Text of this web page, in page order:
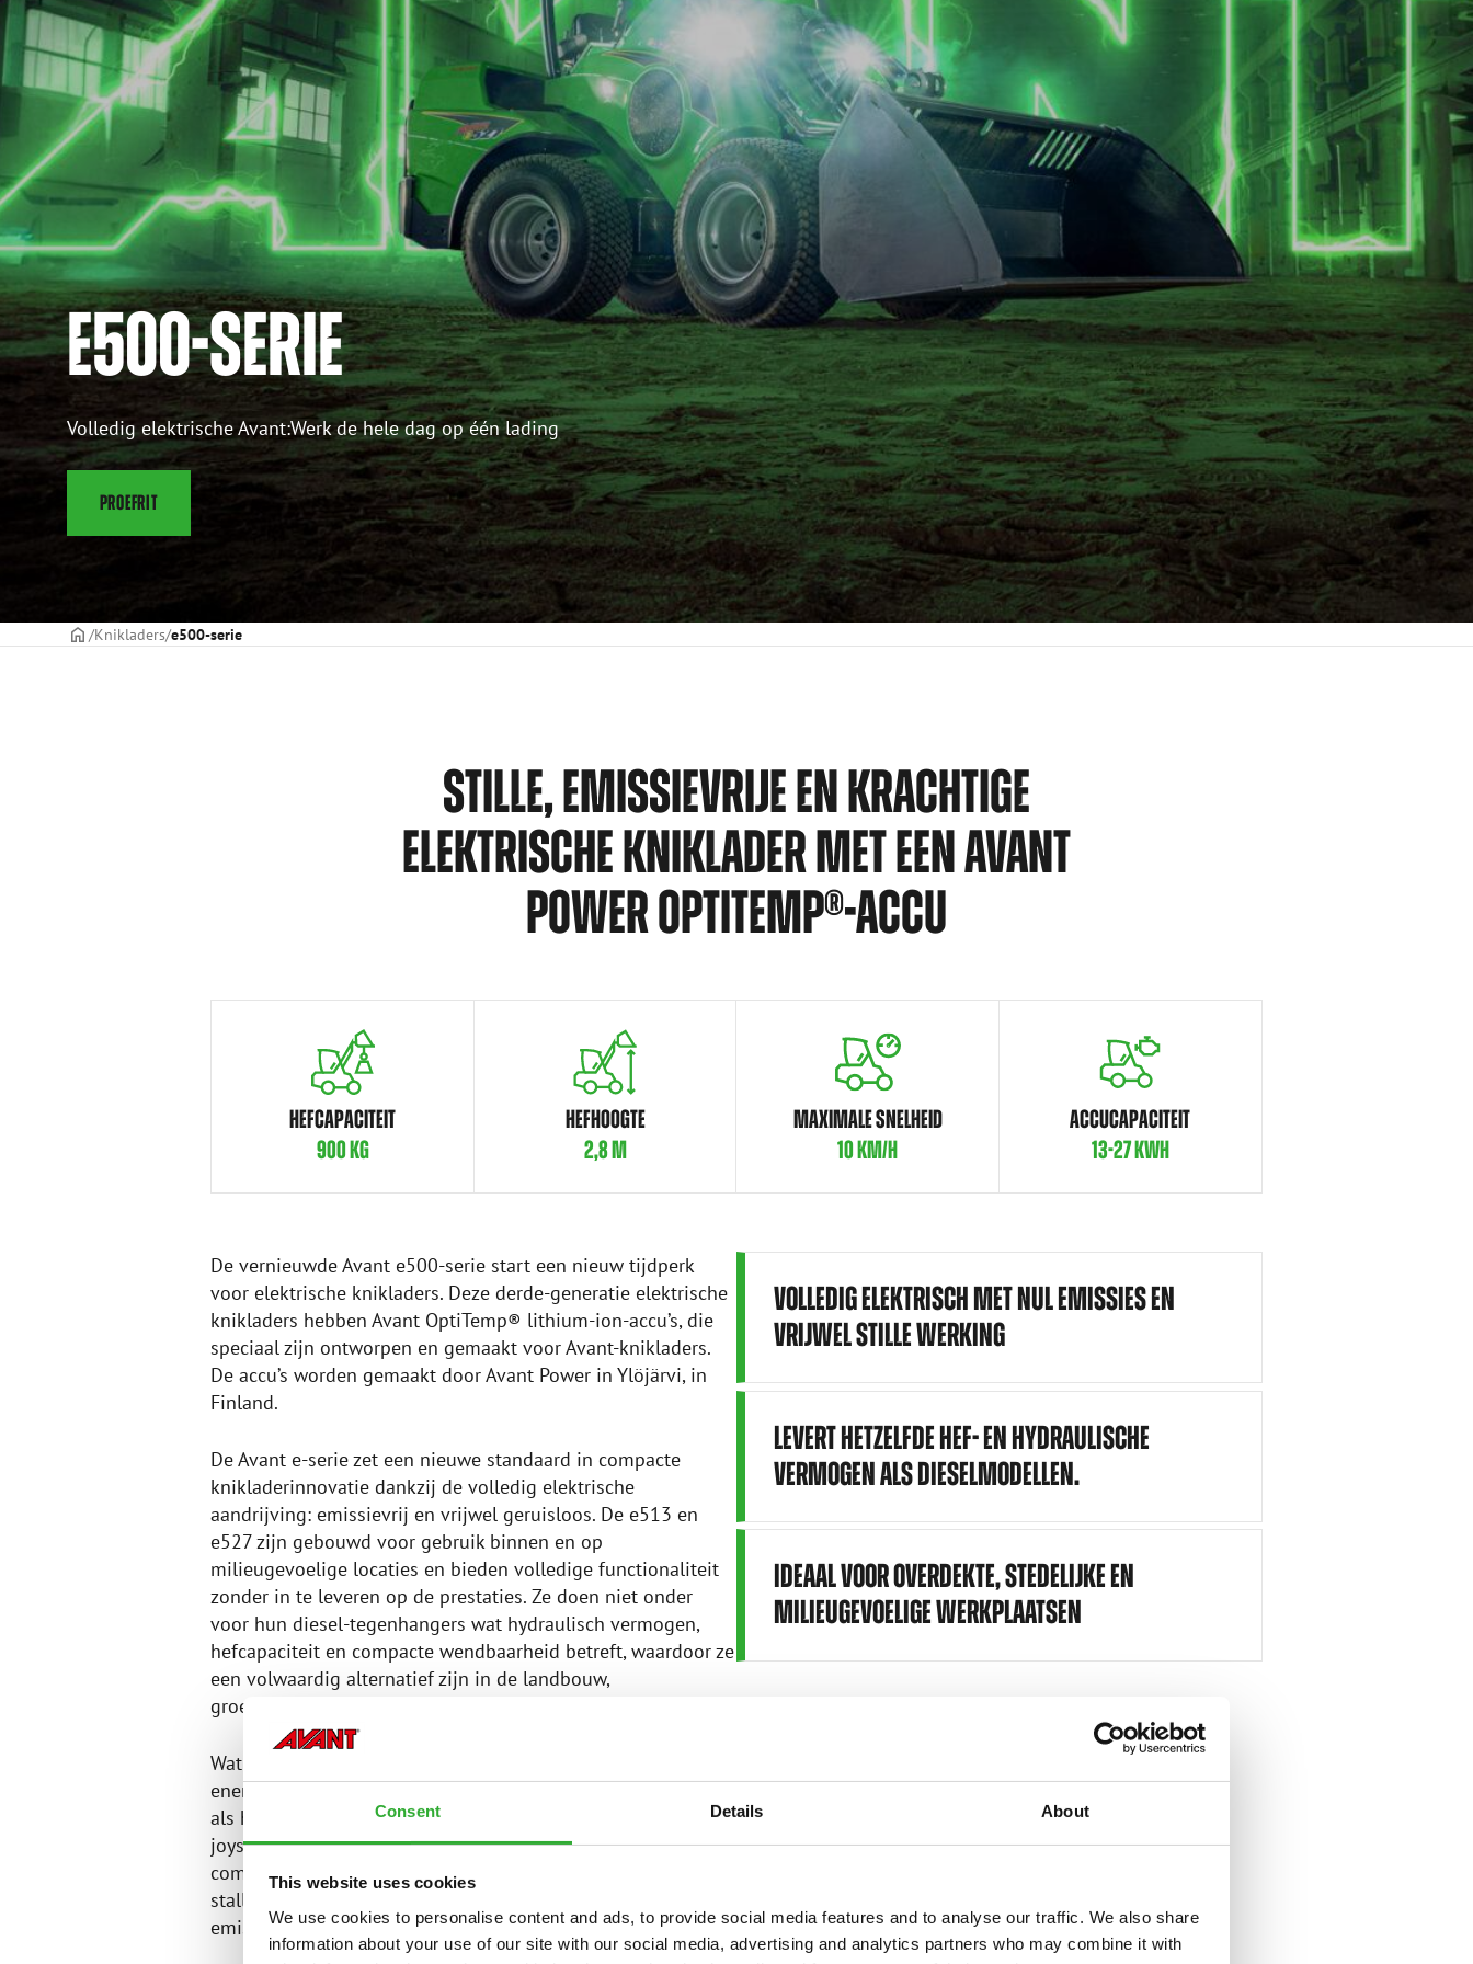
Consent Details About
This website uses cookies
We use cookies to personalise content and ads, to provide social media features and to analyse our traffic. We also share
information about your use of our site with our social media, advertising and analytics partners who may combine it with
E500-SERIE
Volledig elektrische Avant:Werk de hele dag op één lading
PROEFRIT
Voorpagina
Knikladers e500-serie
STILLE, EMISSIEVRIJE EN KRACHTIGE
ELEKTRISCHE KNIKLADER MET EEN AVANT
POWER OPTITEMP®-ACCU
HEFCAPACITEIT
900 KG
HEFHOOGTE
2,8 M
MAXIMALE SNELHEID
10 KM/H
ACCUCAPACITEIT
13-27 KWH
De vernieuwde Avant e500-serie start een nieuw tijdperk
voor elektrische knikladers. Deze derde-generatie elektrische
knikladers hebben Avant OptiTemp® lithium-ion-accu’s, die
speciaal zijn ontworpen en gemaakt voor Avant-knikladers.
De accu’s worden gemaakt door Avant Power in Ylöjärvi, in
Finland.
De Avant e-serie zet een nieuwe standaard in compacte
knikladerinnovatie dankzij de volledig elektrische
aandrijving: emissievrij en vrijwel geruisloos. De e513 en
e527 zijn gebouwd voor gebruik binnen en op
milieugevoelige locaties en bieden volledige functionaliteit
zonder in te leveren op de prestaties. Ze doen niet onder
voor hun diesel-tegenhangers wat hydraulisch vermogen,
hefcapaciteit en compacte wendbaarheid betreft, waardoor ze
een volwaardig alternatief zijn in de landbouw,
groenvoorziening, bouw en gemeentewerken.
Wat de e500-serie echt onderscheidt, is niet alleen de schone
energie: het is vooral het slimme ontwerp erachter. Functies
als het Avant multiconnectorsysteem en intuïtieve
joystickbediening verbeteren het gebruiksgemak en het
comfort van de bestuurder. Het is de ideale keuze voor
stallen, kassen, magazijnen en stedelijke ruimtes waar
emissies, geluid en veiligheid uiterst belangrijk zijn.
VOLLEDIG ELEKTRISCH MET NUL EMISSIES EN
VRIJWEL STILLE WERKING
LEVERT HETZELFDE HEF- EN HYDRAULISCHE
VERMOGEN ALS DIESELMODELLEN.
IDEAAL VOOR OVERDEKTE, STEDELIJKE EN
MILIEUGEVOELIGE WERKPLAATSEN